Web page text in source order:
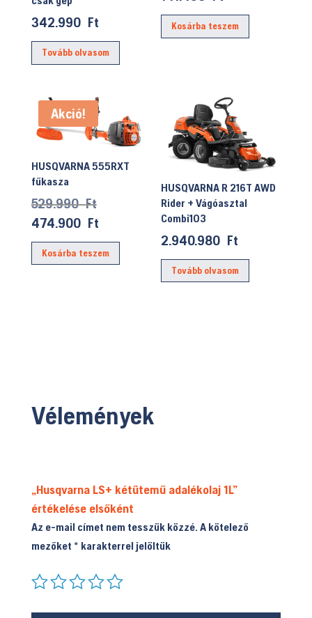
342.990 Ft
Tovább olvasom
Kosárba teszem
Akció!
HUSQVARNA 555RXT
fűkasza
529.990FtOriginal
price
was:
529.990 Ft.
474.900 FtCurrent
price
is:
Kosárba teszem
HUSQVARNA R 216T AWD
Rider + Vágóasztal
Combi103
2.940.980 Ft
Tovább olvasom
Vélemények
„Husqvarna LS+ kétütemű adalékolaj 1L”
értékelése elsőként
Az e-mail címet nem tesszük közzé. A kötelező
mezőket * karakterrel jelöltük